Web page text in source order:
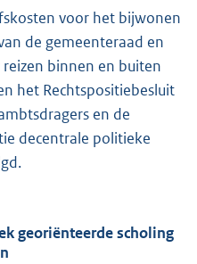
voor het bijwonen
de gemeenteraad en
binnen en buiten
het Rechtspositiebesluit
en de
decentrale politieke
georiënteerde scholing